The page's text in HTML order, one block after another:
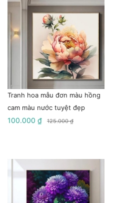
Tranh hoa mẫu đơn màu hồng
cam màu nước tuyệt đẹp
100.000 ₫ 125.000 ₫